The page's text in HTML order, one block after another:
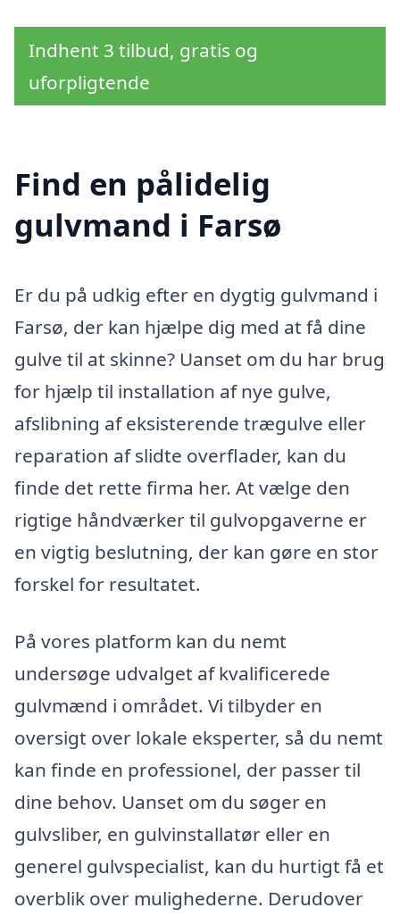
Indhent 3 tilbud, gratis og
uforpligtende
Find en pålidelig
gulvmand i Farsø
Er du på udkig efter en dygtig gulvmand i
Farsø, der kan hjælpe dig med at få dine
gulve til at skinne? Uanset om du har brug
for hjælp til installation af nye gulve,
afslibning af eksisterende trægulve eller
reparation af slidte overflader, kan du
finde det rette firma her. At vælge den
rigtige håndværker til gulvopgaverne er
en vigtig beslutning, der kan gøre en stor
forskel for resultatet.
På vores platform kan du nemt
undersøge udvalget af kvalificerede
gulvmænd i området. Vi tilbyder en
oversigt over lokale eksperter, så du nemt
kan finde en professionel, der passer til
dine behov. Uanset om du søger en
gulvsliber, en gulvinstallatør eller en
generel gulvspecialist, kan du hurtigt få et
overblik over mulighederne. Derudover